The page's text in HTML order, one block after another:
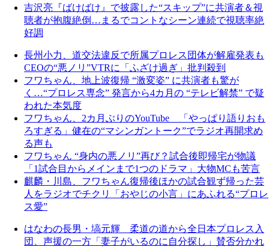
吉沢亮『ばけばけ』で披露した“スキップ”に共演者＆視
聴者が抱腹絶倒…まるでコントなシーン連続で視聴率絶
好調
長州小力、道交法違反で所属プロレス団体が解雇発表も
CEOの“悪ノリ”VTRに「ふざけ過ぎ」批判殺到
フワちゃん、地上波復帰 “激変姿” に共演者も驚が
く…“プロレス専念” 発言から4カ月の “テレビ解禁” で疑
われた本気度
フワちゃん、2カ月ぶりのYouTube 「やっぱり語りおも
ろすぎる」健在の“マシンガントーク”でラジオ再開求め
る声も
フワちゃん “身内の悪ノリ”再び？試合後即帰宅が物議
「1試合目からメインまで1つのドラマ」大物MCも苦言
麒麟・川島、フワちゃん復帰後ほかの試合観ず帰った芸
人をラジオでチクリ「おやじの小言」にあふれる“プロレ
ス愛”
はなわの長男・塙元輝 柔道の道から全日本プロレス入
団、声援の一方「妻子がいるのに自分探し」賛否分かれ